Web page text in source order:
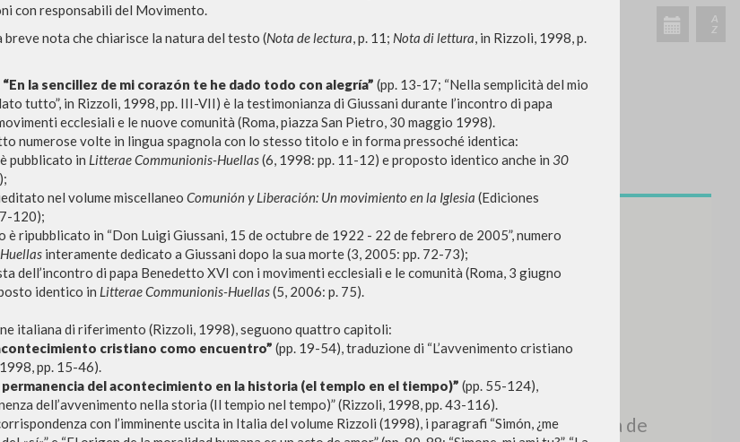
con responsabili del Movimento.
breve nota che chiarisce la natura del testo (Nota de lectura, p. 11; Nota di lettura, in Rizzoli, 1998, p.
“En la sencillez de mi corazón te he dado todo con alegría” (pp. 13-17; “Nella semplicità del mio
tutto”, in Rizzoli, 1998, pp. III-VII) è la testimonianza di Giussani durante l’incontro di papa
ecclesiali e le nuove comunità (Roma, piazza San Pietro, 30 maggio 1998).
numerose volte in lingua spagnola con lo stesso titolo e in forma pressoché identica:
pubblicato in Litterae Communionis-Huellas(6, 1998: pp. 11-12) e proposto identico anche in 30
nel volume miscellaneo Comunión y Liberación: Un movimiento en la Iglesia (Ediciones
120);
è ripubblicato in “Don Luigi Giussani, 15 de octubre de 1922 - 22 de febrero de 2005”, numero
interamente dedicato a Giussani dopo la sua morte (3, 2005: pp. 72-73);
dell’incontro di papa Benedetto XVI con i movimenti ecclesiali e le comunità (Roma, 3 giugno
identico in Litterae Communionis-Huellas(5, 2006: p. 75).
italiana di riferimento (Rizzoli, 1998), seguono quattro capitoli:
cristiano como encuentro” (pp. 19-54), traduzione di “L’avvenimento cristiano
pp. 15-46).
permanencia del acontecimiento en la historia (el templo en el tiempo)” (pp. 55-124),
dell’avvenimento nella storia (Il tempio nel tempo)” (Rizzoli, 1998, pp. 43-116).
con l’imminente uscita in Italia del volume Rizzoli (1998), i paragrafi “Simón, ¿me
aún más precisos? Utilizar el
ENCONTRADOS
AUTOR AÑO ACTIVIDADES RECIENTES